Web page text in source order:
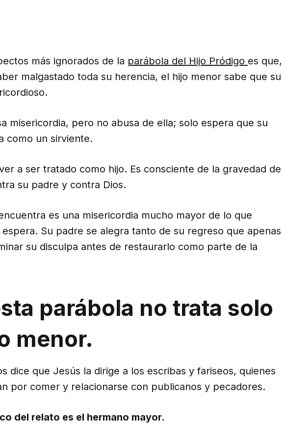
más ignorados de la parábola del Hijo Pródigo es que,
malgastado toda su herencia, el hijo menor sabe que su
misericordia, pero no abusa de ella; solo espera que su
como un sirviente.
a ser tratado como hijo. Es consciente de la gravedad de
su padre y contra Dios.
es una misericordia mucho mayor de lo que
Su padre se alegra tanto de su regreso que apenas
su disculpa antes de restaurarlo como parte de la
parábola no trata solo
menor.
dice que Jesús la dirige a los escribas y fariseos, quienes
por comer y relacionarse con publicanos y pecadores.
del relato es el hermano mayor.